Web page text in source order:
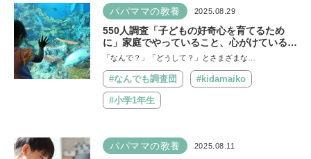
パパママの教養 2025.08.29
550人調査「子どもの好奇心を育てるため
に」家庭でやっていること、心がけているこ
とがこんなにあった！ アンケート結果には
「なんで？」「どうして？」とさまざまな…
#なんでも調査団 #kidamaiko
#小学1年生
パパママの教養 2025.08.11